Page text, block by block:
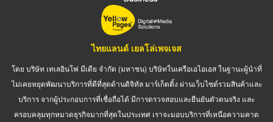
ไทยแลนด์ เยลโล่เพจเจส
โดย บริษัท เทเลอินโฟ มีเดีย จำกัด (มหาชน) บริษัทในเครือเอไอเอส ในฐานะผู้นำที่
ไม่เคยหยุดพัฒนาบริการที่ดีที่สุดด้านดิจิทัล มาร์เก็ตติ้ง ผ่านเว็บไซต์รวมสินค้าและ
บริการ จากผู้ประกอบการที่เชื่อถือได้ มีการตรวจสอบและยืนยันตัวตนจริง และ
ครอบคลุมทุกหมวดธุรกิจมากที่สุดในประเทศ เราจะมอบบริการที่เหนือความคาด